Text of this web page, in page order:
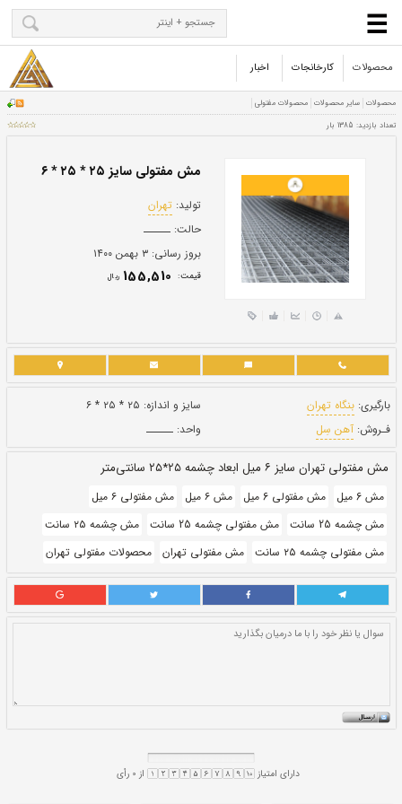
محصولات کارخانجات اخبار
مش مفتولی سایز ۲۵ * ۲۵ * ۶
حالت:ــــــ
بروز رسانی:
قيمت: 155,510ريال
واحد:ــــــ